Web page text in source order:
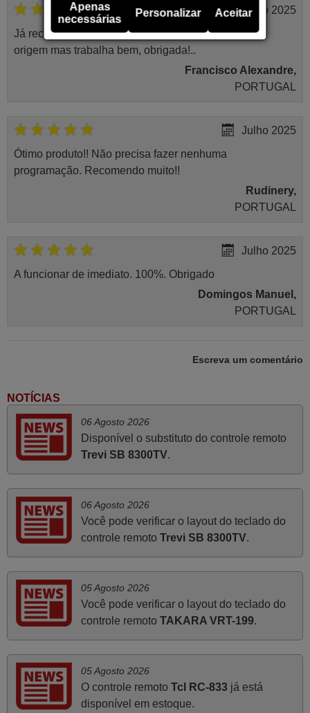
Junho 2025
Já recebi o comando bem embalado mas não é de
origem mas trabalha bem, obrigada!..
Francisco Alexandre,
PORTUGAL
Julho 2025
Ótimo produto!! Não precisa fazer nenhuma
programação. Recomendo muito!!
Rudinery,
PORTUGAL
Julho 2025
A funcionar de imediato. 100%. Obrigado
Domingos Manuel,
PORTUGAL
Novembro 2025
do vosso email supra sobre a minha opinião, quero
deixar aqui o meu testemunho sobre a experiência que
tive com a vossa Empresa durante a minha encomenda
qualidade do produto, cumprimento dos prazos A TUDO
ISTO DOU DOU A NOTA MÁXIMA DE 5 ESTRELAS.
Sinceramente, faço votos para que assim continuem, pois
como a demonstrada por vós. Apresento os meus
cumprimentos.
Escreva um comentário
NOTÍCIAS
06 Agosto 2026
Disponível o substituto do controle remoto
Trevi SB 8300TV.
06 Agosto 2026
Você pode verificar o layout do teclado do
controle remoto Trevi SB 8300TV.
05 Agosto 2026
Você pode verificar o layout do teclado do
controle remoto TAKARA VRT-199.
05 Agosto 2026
O controle remoto Tcl RC-833já está
disponível em estoque.
Apenas
necessárias
Personalizar Aceitar